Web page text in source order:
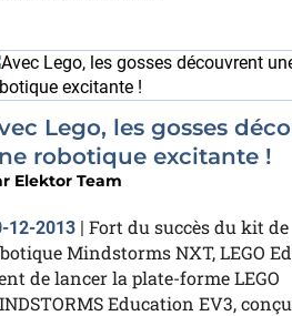
Lego, les gosses
robotique excitante !
Elektor Team
12-2013 | Fort du succès du kit de
Mindstorms NXT, LEGO
de lancer la plate-forme LEGO
Education EV3,